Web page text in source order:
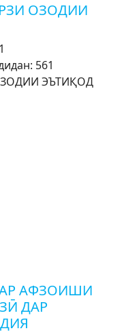
ОЗОДИИ
561
ЭЪТИҚОД
АФЗОИШИ
ДАР